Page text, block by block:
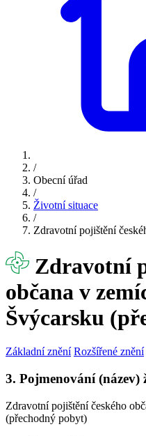
/
Obecní úřad
/
Životní situace
/
Zdravotní pojištění
Zdravotní
občana v
Švýcarsku
Základní znění Rozšířené znění
3. Pojmenování (název)
Zdravotní pojištění českého
(přechodný pobyt)